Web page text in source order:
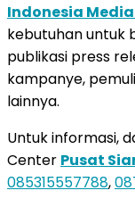
Indonesia
kebutuhan untuk
publikasi press
kampanye,
lainnya.
Untuk informasi,
Center Pusat
085315557788,